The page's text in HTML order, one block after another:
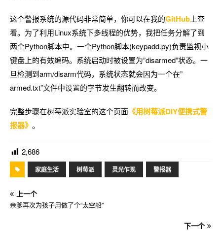
这个警报系统的源代码非常简单，你可以在我的GitHub 上查
看。为了利用Linux系统下多线程的优势，我把任务分解了到
两个Python脚本中。一个Python脚本(keypadd.py)负责监视小
键盘上的有效编码。系统启动时被设置为”disarmed”状态。一
旦检测到arm/disarm代码，系统状态就会因为一个在”
armed.txt”文件中设置的字节发生翻转而改变。
完整步骤在树莓派实验室的这个页面 《用树莓派DIY便携式警
报器》 。
2,686
家庭生活 树莓派 灵光乍现 警报器
上一个
亲爹再次为孩子用做了个“太空船”
下一个